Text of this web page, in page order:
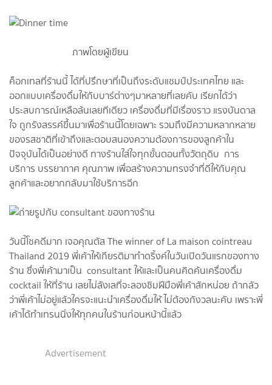
ภาพโดยผู้เขียน
ค็อกเทลที่ร้านนี้ ได้ที่ปรึกษาที่เป็นถึงระดับแชมป์ประเทศไทย และ
ออกแบบเครื่องดื่มให้กับบาร์ต่างๆมาหลายที่เลยคับ เรียกได้ว่า
ประสบการณ์เหลือล้นเลยทีเดียว เครื่องดื่มที่มีเรื่องราว แรงบันดาล
ใจ ถูกรังสรรค์ขึ้นมาเพื่อร้านนี้โดยเฉพาะ รวมถึงมีความหลากหลาย
ของรสชาติที่เข้าถึงและตอบสนองความต้องการของลูกค้าใน
ปัจจุบันได้เป็นอย่างดี ทางร้านใส่ใจทุกขั้นตอนทั้งวัตถุดิบ การ
บริการ บรรยากาศ คุณภาพ เพื่อสร้างความทรงจำที่ดีให้กับคุณ
ลูกค้าและอยากกลับมาใช้บริการอีก
วันนี้โชคดีมาก เจอคุณตัส The winner of La maison cointreau
Thailand 2019 พี่เค้าให้เกียรติมาทำดริ้งค์ในวันเปิดวันแรกของทาง
ร้าน ซึ่งพี่เค้ามาเป็น consultant ให้และเป็นคนคิดค้นเครื่องดื่ม
cocktail ให้ที่ร้าน เลยไม่ลังเลที่จะลองชิมฝีมือพี่เค้าสักหน่อย ถ้ากลัว
ว่าพี่เค้าไม่อยู่แล้วใครจะแนะนำเครื่องดื่มให้ ไม่ต้องกังวลนะคับ เพราะพี่
เค้าได้ทำเทรนนิ่งให้ทุกคนในร้านก่อนหน้านี้แล้ว
Advertisement